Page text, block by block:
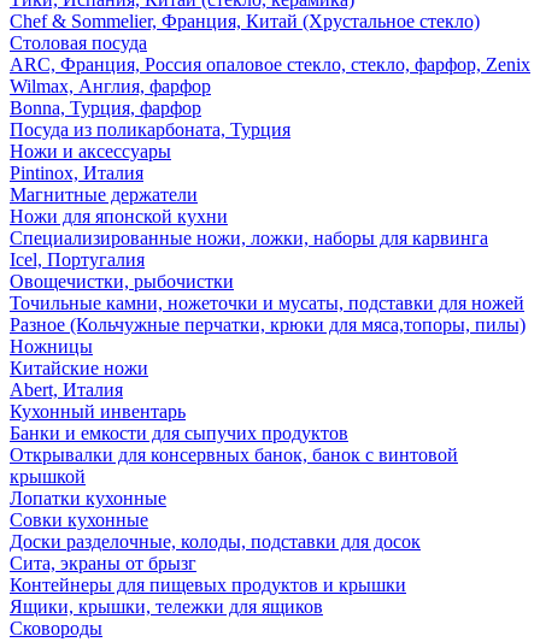
Chef & Sommelier, Франция, Китай (Хрустальное стекло)
Столовая посуда
ARC, Франция, Россия опаловое стекло, стекло, фарфор, Zenix
Wilmax, Англия, фарфор
Bonna, Турция, фарфор
Посуда из поликарбоната, Турция
Ножи и аксессуары
Pintinox, Италия
Магнитные держатели
Ножи для японской кухни
Специализированные ножи, ложки, наборы для карвинга
Icel, Португалия
Овощечистки, рыбочистки
Точильные камни, ножеточки и мусаты, подставки для ножей
Разное (Кольчужные перчатки, крюки для мяса,топоры, пилы)
Ножницы
Китайские ножи
Abert, Италия
Кухонный инвентарь
Банки и емкости для сыпучих продуктов
Открывалки для консервных банок, банок с винтовой
крышкой
Лопатки кухонные
Совки кухонные
Доски разделочные, колоды, подставки для досок
Сита, экраны от брызг
Контейнеры для пищевых продуктов и крышки
Ящики, крышки, тележки для ящиков
Сковороды